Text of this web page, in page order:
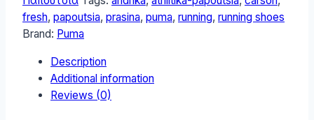
Αθλητικά
Παπούτσια
Χακί
310155-
fresh, papoutsia, prasina, puma, running, running shoes
Brand: Puma
Description
Additional information
Reviews (0)